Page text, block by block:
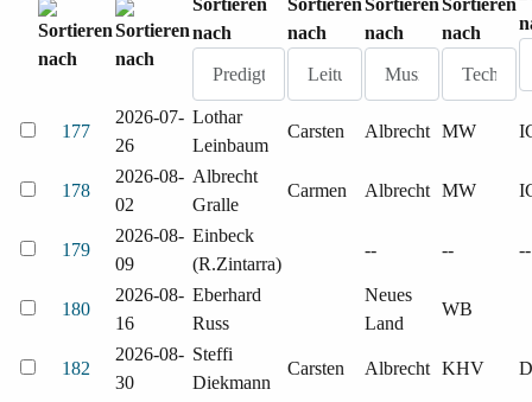
177
2026-07-
26
Lothar
Leinbaum
Carsten Albrecht MW
178
2026-08-
02
Albrecht
Gralle
Carmen Albrecht MW
179
2026-08-
09
Einbeck
(R.Zintarra)
-- -- --
180
2026-08-
16
Eberhard
Russ
Neues
Land
WB
182
2026-08-
30
Steffi
Diekmann
Carsten Albrecht KHV